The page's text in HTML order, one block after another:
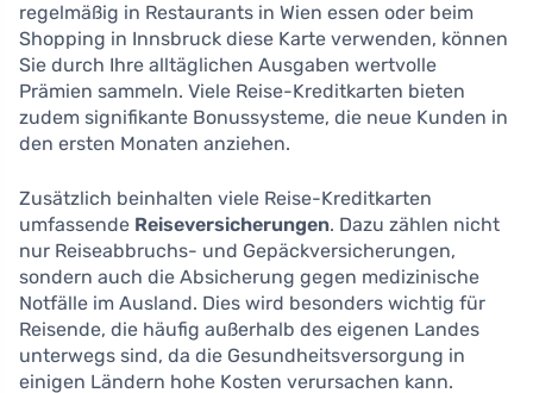
regelmäßig in Restaurants in Wien essen oder beim
Shopping in Innsbruck diese Karte verwenden, können
Sie durch Ihre alltäglichen Ausgaben wertvolle
Prämien sammeln. Viele Reise-Kreditkarten bieten
zudem signifikante Bonussysteme, die neue Kunden in
den ersten Monaten anziehen.
Zusätzlich beinhalten viele Reise-Kreditkarten
umfassende Reiseversicherungen. Dazu zählen nicht
nur Reiseabbruchs- und Gepäckversicherungen,
sondern auch die Absicherung gegen medizinische
Notfälle im Ausland. Dies wird besonders wichtig für
Reisende, die häufig außerhalb des eigenen Landes
unterwegs sind, da die Gesundheitsversorgung in
einigen Ländern hohe Kosten verursachen kann.